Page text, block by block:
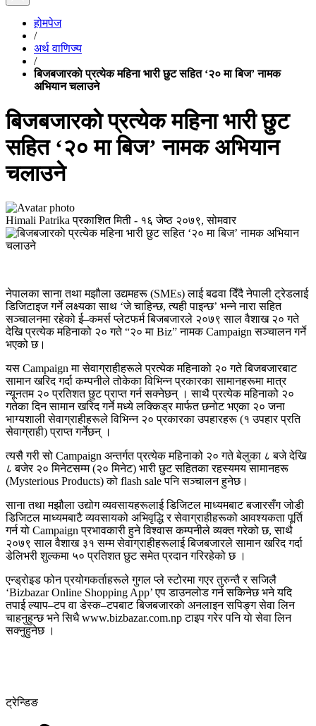
होमपेज
/
अर्थ वाणिज्य
/
बिजबजारकाे प्रत्येक महिना भारी छुट सहित ‘२० मा बिज’ नामक
अभियान चलाउने
बिजबजारकाे प्रत्येक महिना भारी छुट
सहित ‘२० मा बिज’ नामक अभियान
चलाउने
Himali Patrika प्रकाशित मिती - १६ जेष्ठ २०७९, सोमवार
नेपालका साना तथा मझौला उद्यमहरू (SMEs) लाई बढवा दिँदै नेपाली ट्रेडलाई
डिजिटाइज गर्ने लक्ष्यका साथ ‘जे चाहिन्छ, त्यही पाइन्छ’ भन्ने नारा सहित
सञ्चालनमा रहेको ई–कमर्स प्लेटफर्म बिजबजारले २०७९ साल वैशाख २० गते
देखि प्रत्येक महिनाको २० गते “२० मा Biz” नामक Campaign सञ्चालन गर्ने
भएको छ।
यस Campaign मा सेवाग्राहीहरूले प्रत्येक महिनाको २० गते बिजबजारबाट
सामान खरिद गर्दा कम्पनीले तोकेका विभिन्न प्रकारका सामानहरूमा मात्र
न्यूनतम २० प्रतिशत छुट प्राप्त गर्न सक्नेछन् । साथै प्रत्येक महिनाको २०
गतेका दिन सामान खरिद गर्ने मध्ये लक्किड्र मार्फत छनोट भएका २० जना
भाग्यशाली सेवाग्राहीहरूले विभिन्न २० प्रकारका उपहारहरू (१ उपहार प्रति
सेवाग्राही) प्राप्त गर्नेछन् ।
त्यसै गरी सो Campaign अन्तर्गत प्रत्येक महिनाको २० गते बेलुका ८ बजे देखि
८ बजेर २० मिनेटसम्म (२० मिनेट) भारी छुट सहितका रहस्यमय सामानहरू
(Mysterious Products) को flash sale पनि सञ्चालन हुनेछ।
साना तथा मझौला उद्योग व्यवसायहरूलाई डिजिटल माध्यमबाट बजारसँग जोडी
डिजिटल माध्यमबाटै व्यवसायको अभिवृद्धि र सेवाग्राहीहरूको आवश्यकता पूर्ति
गर्न यो Campaign प्रभावकारी हुने विश्वास कम्पनीले व्यक्त गरेको छ, साथै
२०७९ साल वैशाख ३१ सम्म सेवाग्राहीहरूलाई बिजबजारले सामान खरिद गर्दा
डेलिभरी शुल्कमा ५० प्रतिशत छुट समेत प्रदान गरिरहेको छ ।
एन्ड्रोइड फोन प्रयोगकर्ताहरूले गुगल प्ले स्टोरमा गएर तुरुन्तै र सजिलै
‘Bizbazar Online Shopping App’ एप डाउनलोड गर्न सकिनेछ भने यदि
तपाई ल्याप–टप वा डेस्क–टपबाट बिजबजारकाे अनलाइन सपिङ्ग सेवा लिन
चाहनुहुन्छ भने सिधै www.bizbazar.com.np टाइप गरेर पनि याे सेवा लिन
सक्नुहुनेछ ।
ट्रेन्डिङ